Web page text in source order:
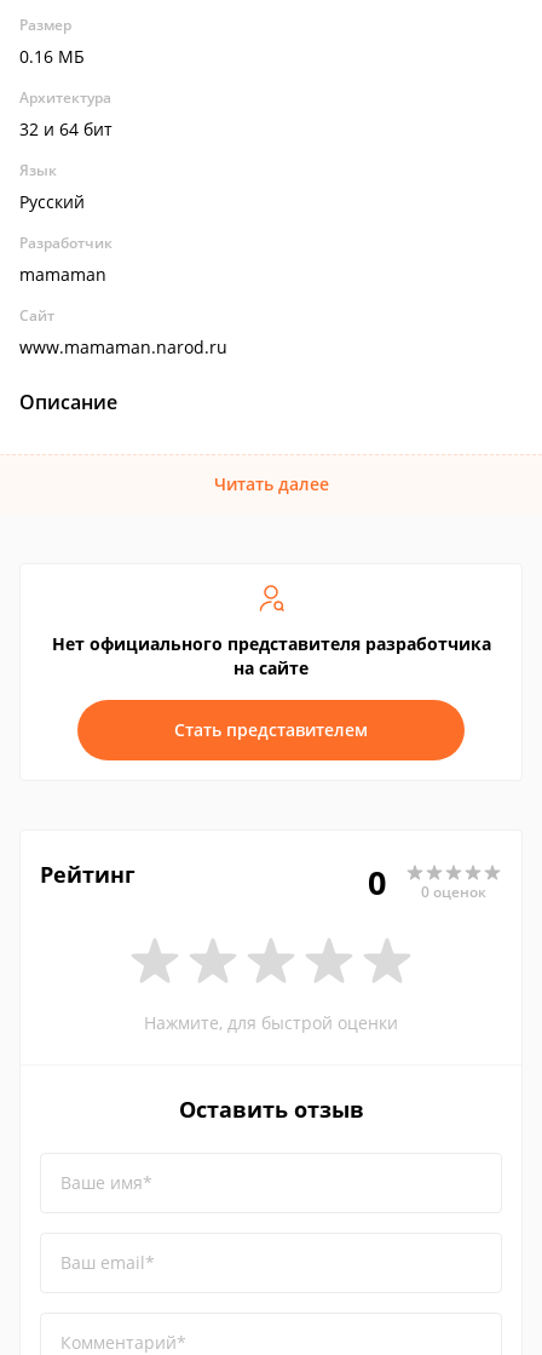
Размер
0.16 МБ
Архитектура
32 и 64 бит
Язык
Русский
Разработчик
mamaman
Сайт
www.mamaman.narod.ru
Описание
Читать далее
Нет официального представителя разработчика
на сайте
Стать представителем
Рейтинг 0 0 оценок
Нажмите, для быстрой оценки
Оставить отзыв
Ваше имя*
Ваш email*
Комментарий*